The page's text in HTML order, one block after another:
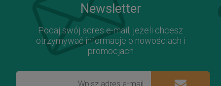
Newsletter
Podaj swój adres e-mail, jeżeli chcesz
otrzymywać informacje o nowościach i
promocjach